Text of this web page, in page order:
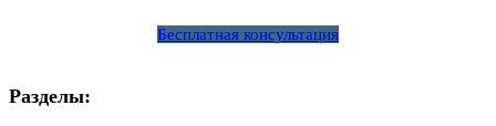
Бесплатная консультация
Разделы: